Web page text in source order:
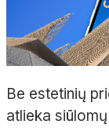
Be estetinių
atlieka